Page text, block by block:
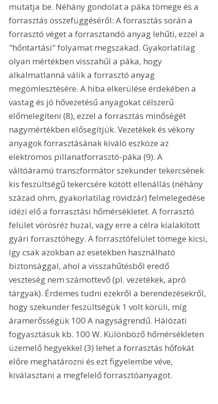
mutatja be. Néhány gondolat a páka tömege és a
forrasztás összefüggéséről: A forrasztás során a
forrasztó véget a forrasztandó anyag lehűti, ezzel a
"hőntartási" folyamat megszakad. Gyakorlatilag
olyan mértékben visszahűl a páka, hogy
alkalmatlanná válik a forrasztó anyag
megömlesztésére. A hiba elkerülése érdekében a
vastag és jó hővezetésű anyagokat célszerű
előmelegíteni (8), ezzel a forrasztás minőségét
nagymértékben elősegítjük. Vezetékek és vékony
anyagok forrasztásának kiváló eszköze az
elektromos pillanatforrasztó-páka (9). A
váltóáramú transzformátor szekunder tekercsének
kis feszültségű tekercsére kötött ellenállás (néhány
század ohm, gyakorlatilag rövidzár) felmelegedése
idézi elő a forrasztási hőmérsékletet. A forrasztó
felület vörösréz huzal, vagy erre a célra kialakított
gyári forrasztóhegy. A forrasztófelület tömege kicsi,
így csak azokban az esetekben használható
biztonsággal, ahol a visszahűtésből eredő
veszteség nem számottevő (pl. vezetékek, apró
tárgyak). Érdemes tudni ezekről a berendezésekről,
hogy szekunder feszültségük 1 volt körüli, míg
áramerősségük 100 A nagyságrendű. Hálózati
fogyasztásuk kb. 100 W. Különböző hőmérsékleten
üzemelő hegyekkel (3) lehet a forrasztás hőfokát
előre meghatározni és ezt figyelembe véve,
kiválasztani a megfelelő forrasztóanyagot.